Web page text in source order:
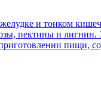
и тонком
пектины и лигнин.
пищи,